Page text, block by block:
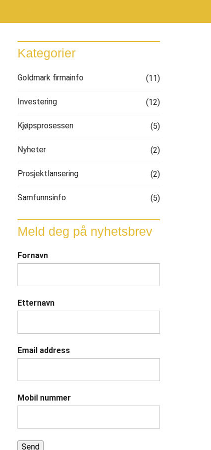
Kategorier
Goldmark firmainfo (11)
Investering (12)
Kjøpsprosessen (5)
Nyheter (2)
Prosjektlansering (2)
Samfunnsinfo (5)
Meld deg på nyhetsbrev
Fornavn
Etternavn
Email address
Mobil nummer